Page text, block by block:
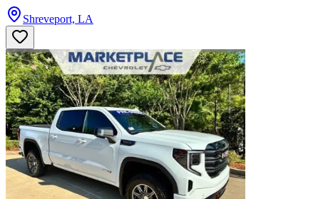
Shreveport, LA